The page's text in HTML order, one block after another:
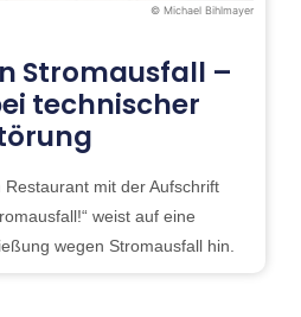
© Michael Bihlmayer
Stromausfall –
technischer
mit der Aufschrift
weist auf eine
wegen Stromausfall hin.